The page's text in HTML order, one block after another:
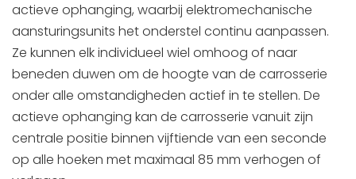
actieve ophanging, waarbij elektromechanische
aansturingsunits het onderstel continu aanpassen.
Ze kunnen elk individueel wiel omhoog of naar
beneden duwen om de hoogte van de carrosserie
onder alle omstandigheden actief in te stellen. De
actieve ophanging kan de carrosserie vanuit zijn
centrale positie binnen vijftiende van een seconde
op alle hoeken met maximaal 85 mm verhogen of